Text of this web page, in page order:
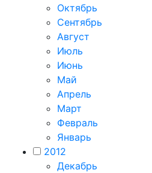
Октябрь
Сентябрь
Август
Июль
Июнь
Май
Апрель
Март
Февраль
Январь
2012
Декабрь